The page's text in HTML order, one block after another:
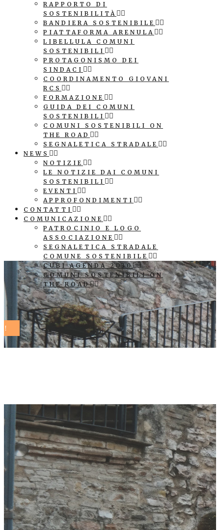
RAPPORTO DI
SOSTENIBILITÀ
BANDIERA SOSTENIBILE
PIATTAFORMA ARENULA
LIBELLULA COMUNI
SOSTENIBILI
PROTAGONISMO DEI
SINDACI
COORDINAMENTO GIOVANI
RCS
FORMAZIONE
GUIDA DEI COMUNI
SOSTENIBILI
COMUNI SOSTENIBILI ON
THE ROAD
SEGNALETICA STRADALE
NEWS
NOTIZIE
LE NOTIZIE DAI COMUNI
SOSTENIBILI
EVENTI
APPROFONDIMENTI
CONTATTI
COMUNICAZIONE
PATROCINIO E LOGO
ASSOCIAZIONE
SEGNALETICA STRADALE
COMUNE SOSTENIBILE
CUBI AGENDA 2030
COMUNI SOSTENIBILI ON
THE ROAD